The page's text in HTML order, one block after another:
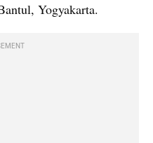
Yogyakarta.